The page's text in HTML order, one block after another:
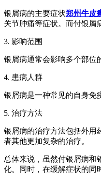
银屑病的主要症状郑州牛皮
关节肿痛等症状。而付银屑
3. 影响范围
银屑病通常会影响多个部位
4. 患病人群
银屑病是一种常见的自身免
5. 治疗方法
银屑病的治疗方法包括外用
者其他更加复杂的治疗。
总体来说，虽然付银屑病和
化。同时，在缓解症状的同